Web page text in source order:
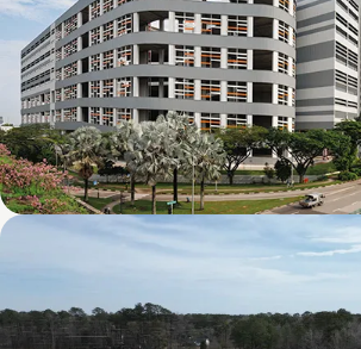
Mapletree Joo Koon Logistics